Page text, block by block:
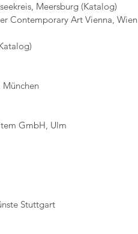
Meersburg (Katalog)
Contemporary Art Vienna, Wien
München
GmbH, Ulm
Stuttgart